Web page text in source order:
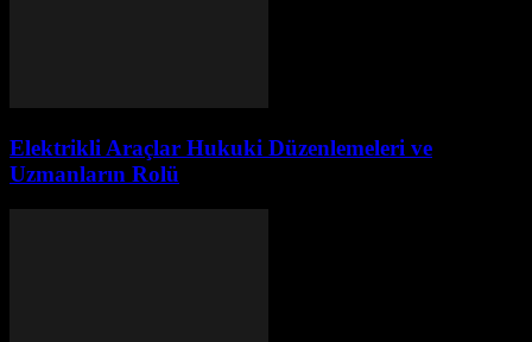
Elektrikli Araçlar Hukuki Düzenlemeleri ve
Uzmanların Rolü